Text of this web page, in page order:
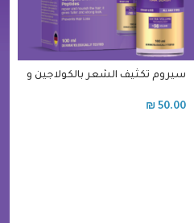
سيروم تكثيف الشعر بالكولاجين و
₪ 50.00